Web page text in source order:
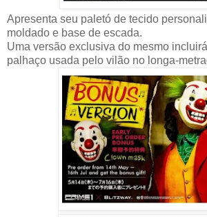
Apresenta seu paletó de tecido
moldado e base de escada.
Uma versão exclusiva do mesmo
palhaço usada pelo vilão no longa-